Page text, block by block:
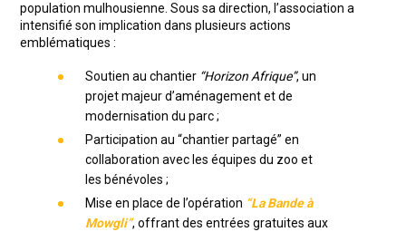
population mulhousienne. Sous sa direction, l’association a
intensifié son implication dans plusieurs actions
emblématiques :
Soutien au chantier “Horizon Afrique”, un
projet majeur d’aménagement et de
modernisation du parc ;
Participation au “chantier partagé” en
collaboration avec les équipes du zoo et
les bénévoles ;
Mise en place de l’opération “La Bande à
Mowgli”, offrant des entrées gratuites aux